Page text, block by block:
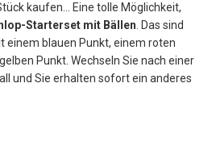
kaufen... Eine tolle Möglichkeit,
Starterset mit Bällen. Das sind
einem blauen Punkt, einem roten
Punkt. Wechseln Sie nach einer
und Sie erhalten sofort ein anderes